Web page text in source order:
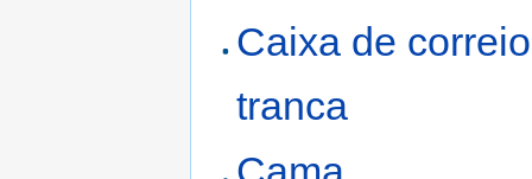
Caixa de
tranca